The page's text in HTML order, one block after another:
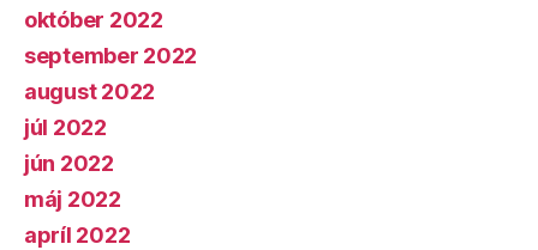
október 2022
september 2022
august 2022
júl 2022
jún 2022
máj 2022
apríl 2022